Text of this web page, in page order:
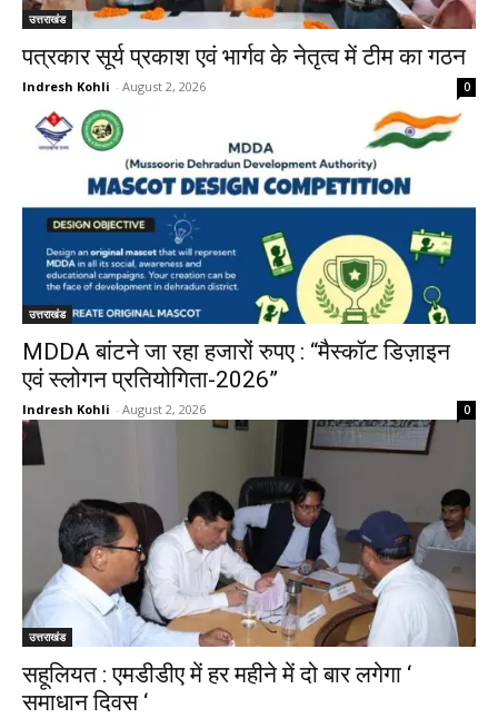
उत्तराखंड
पत्रकार सूर्य प्रकाश एवं भार्गव के नेतृत्व में टीम का गठन
Indresh Kohli - August 2, 2026 0
उत्तराखंड
MDDA बांटने जा रहा हजारों रुपए : “मैस्कॉट डिज़ाइन
एवं स्लोगन प्रतियोगिता-2026”
Indresh Kohli - August 2, 2026 0
उत्तराखंड
सहूलियत : एमडीडीए में हर महीने में दो बार लगेगा ‘
समाधान दिवस ‘